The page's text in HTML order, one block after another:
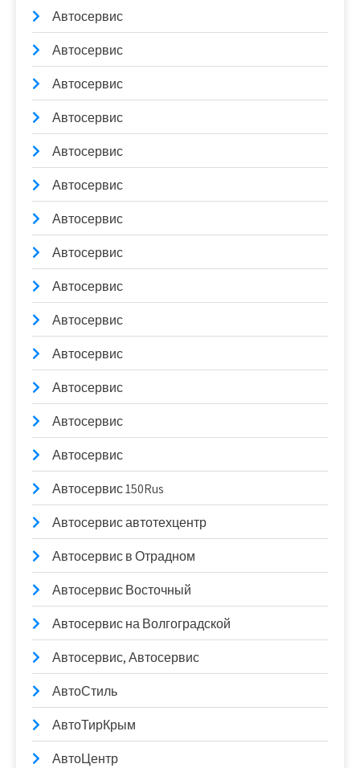
Автосервис
Автосервис
Автосервис
Автосервис
Автосервис
Автосервис
Автосервис
Автосервис
Автосервис
Автосервис
Автосервис
Автосервис
Автосервис
Автосервис
Автосервис 150Rus
Автосервис автотехцентр
Автосервис в Отрадном
Автосервис Восточный
Автосервис на Волгоградской
Автосервис, Автосервис
АвтоСтиль
АвтоТирКрым
АвтоЦентр